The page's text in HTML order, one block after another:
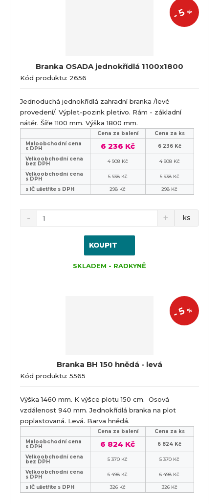
Branka OSADA jednokřídlá 1100x1800
Kód produktu: 2656
-5%
Jednoduchá jednokřídlá zahradní branka /levé
provedení/. Výplet-pozink pletivo. Rám - základní
nátěr. Šíře 1100 mm. Výška 1800 mm.
Cena za balení
Cena za ks
Maloobchodní cena
s DPH 6 236 Kč
6 236 Kč
Velkoobchodní cena
bez DPH 4 908 Kč
4 908 Kč
Velkoobchodní cena
s DPH 5 938 Kč
5 938 Kč
s IČ ušetříte s DPH
298 Kč 298 Kč
ks
KOUPIT
SKLADEM - RADKYNĚ
Branka BH 150 hnědá - levá
Kód produktu: 5565
-
5%
Výška 1460 mm. K výšce plotu 150 cm. Osová
vzdálenost 940 mm. Jednokřídlá branka na plot
poplastovaná. Levá. Barva hnědá.
Cena za balení
Cena za ks
Maloobchodní cena
s DPH 6 824 Kč
6 824 Kč
Velkoobchodní cena
bez DPH 5 370 Kč
5 370 Kč
Velkoobchodní cena
s DPH 6 498 Kč
6 498 Kč
s IČ ušetříte s DPH
326 Kč 326 Kč